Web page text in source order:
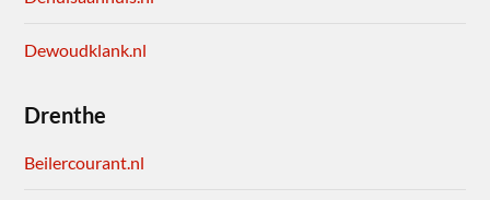
Dewoudklank.nl
Drenthe
Beilercourant.nl